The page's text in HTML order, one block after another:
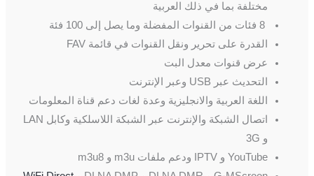
مختلفة بما في ذلك العربية
8 فئات من القنوات المفضلة وما يصل إلى 100 فئة
القدرة على تحرير ونقل القنوات في قائمة FAV
عرض قنوات معدل البت
التحديث عبر USB وعبر الإنترنت
اللغة العربية والانجليزية وعدة لغات دعم قناة المعلومات
اتصال الشبكة والإنترنت عبر الشبكة اللاسلكية وكابل LAN
و 3G
YouTube و IPTV ودعم ملفات m3u و m3u8